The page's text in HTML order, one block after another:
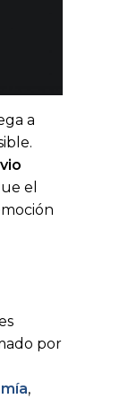
a
el
por
,